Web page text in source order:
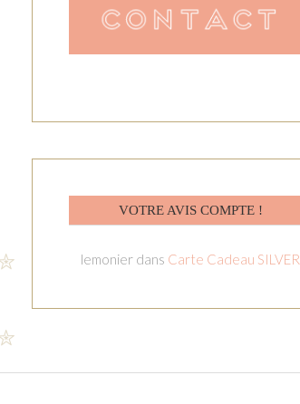
VOTRE AVIS COMPTE !
lemonier dans Carte Cadeau SILVER